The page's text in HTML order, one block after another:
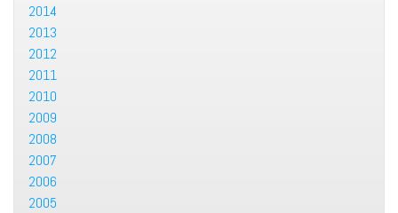
2014
2013
2012
2011
2010
2009
2008
2007
2006
2005